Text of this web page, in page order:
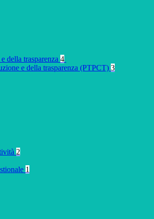
della trasparenza 4
e della trasparenza (PTPCT) 3
2
1